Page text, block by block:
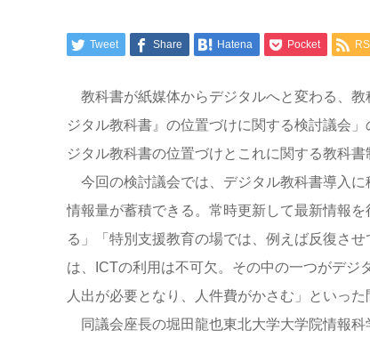
Tweet Share Hatena Pocket
教科書が紙媒体からデジタルへと変わる、
ジタル教科書』の位置づけに関する検討議会
ジタル教科書の位置づけとこれに関する教科
今回の検討議会では、デジタル教科書導入
情報量が蓄積できる。常時更新して最新情報
る」「特別支援教育の場では、例えば反復さ
は、ICTの利用は不可欠。その中の一つがデジ
人出が必要となり、人件費がかさむ」といった
同議会座長の堀田龍也東北大学大学院情報